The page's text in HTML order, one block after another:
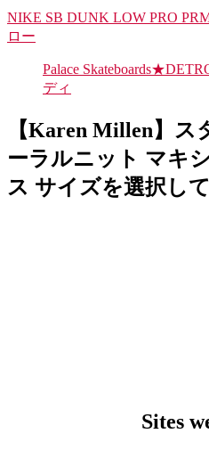
NIKE SB DUNK LOW PRO
ロー
Palace
ディ
【Karen Millen】ス
ーラルニット マキ
ス サイズを選択し
Sites